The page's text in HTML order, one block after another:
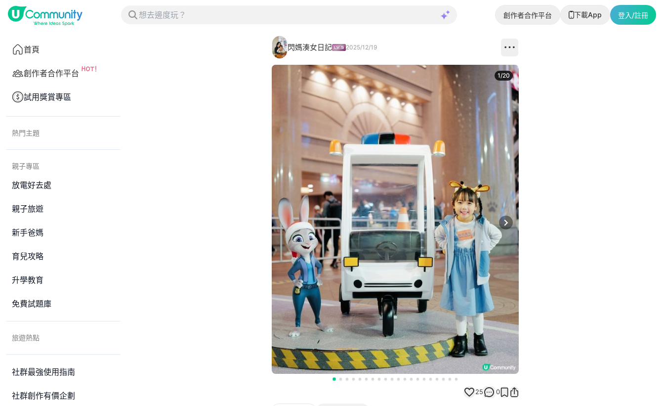
創作者合作平台 下載App 登入/註冊
首頁
創作者合作平台
試用獎賞專區
熱門主題
親子專區
放電好去處
親子旅遊
新手爸媽
育兒攻略
升學教育
免費試題庫
旅遊熱點
社群最強使用指南
社群創作有價企劃
閃媽湊女日記 2025/12/19
Next slide
1/20
25 0